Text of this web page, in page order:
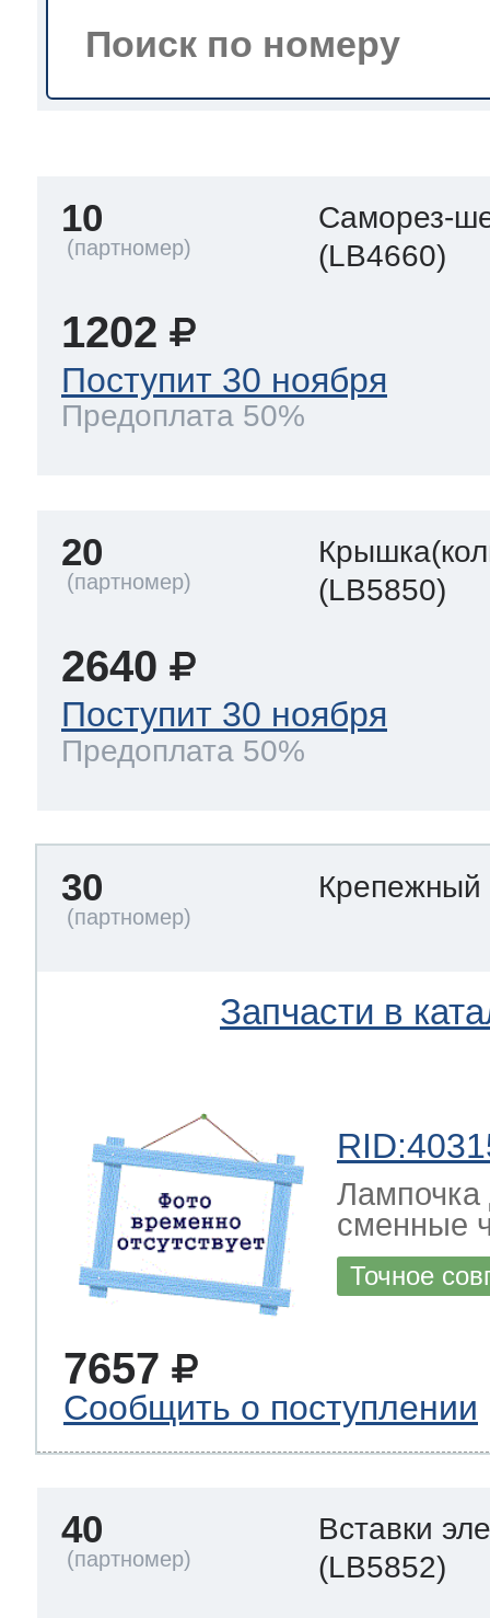
по уходу
холод.камер
10
Саморез-
(LB4660)
1202
Поступит 30 ноября
Предоплата 50%
20
(LB5850)
2640
Поступит 30 ноября
Предоплата 50%
30
Запчасти в
Лампочка
сменные
Точное
7657
Сообщить о поступлении
40
Вставки
(LB5852)